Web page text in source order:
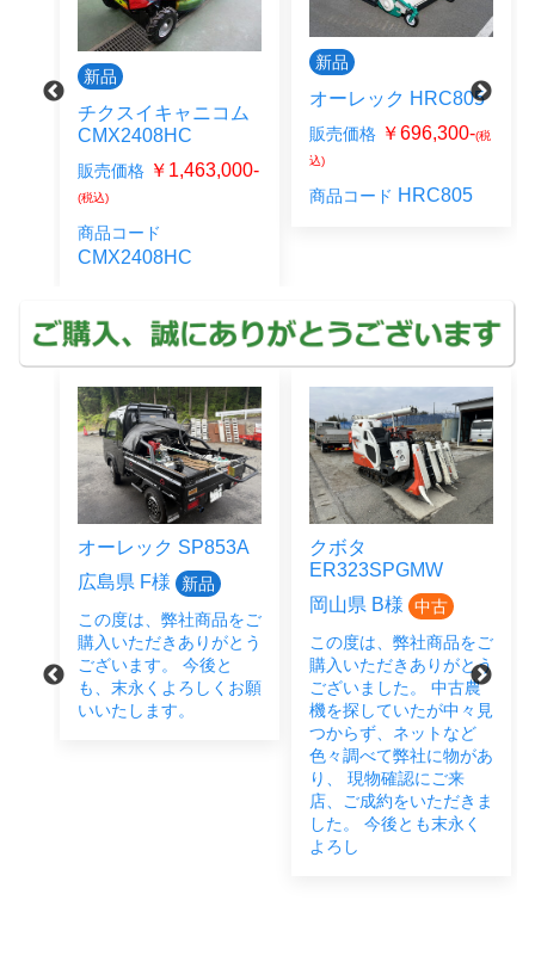
新品
チクスイキャニコム
CMX2408HC
販売価格 ￥1,463,000-
(税込)
商品コード
CMX2408HC
新品
オーレック HRC805
販売価格 ￥696,300-(税
込)
商品コード HRC805
オーレック SP853A
広島県 F様
新品
この度は、弊社商品をご
購入いただきありがとう
ございます。 今後と
も、末永くよろしくお願
いいたします。
クボタ
ER323SPGMW
岡山県 B様
中古
この度は、弊社商品をご
購入いただきありがとう
ございました。 中古農
機を探していたが中々見
つからず、ネットなど
色々調べて弊社に物があ
り、 現物確認にご来
店、ご成約をいただきま
した。 今後とも末永く
よろし